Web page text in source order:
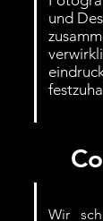
und
Wir